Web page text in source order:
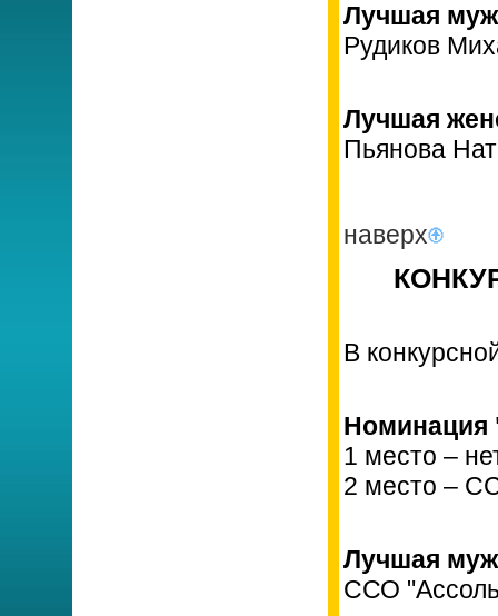
Лучшая
Рудиков
Лучшая
Пьянова
наверх
В
Номинация
1 место –
2 место –
Лучшая
ССО